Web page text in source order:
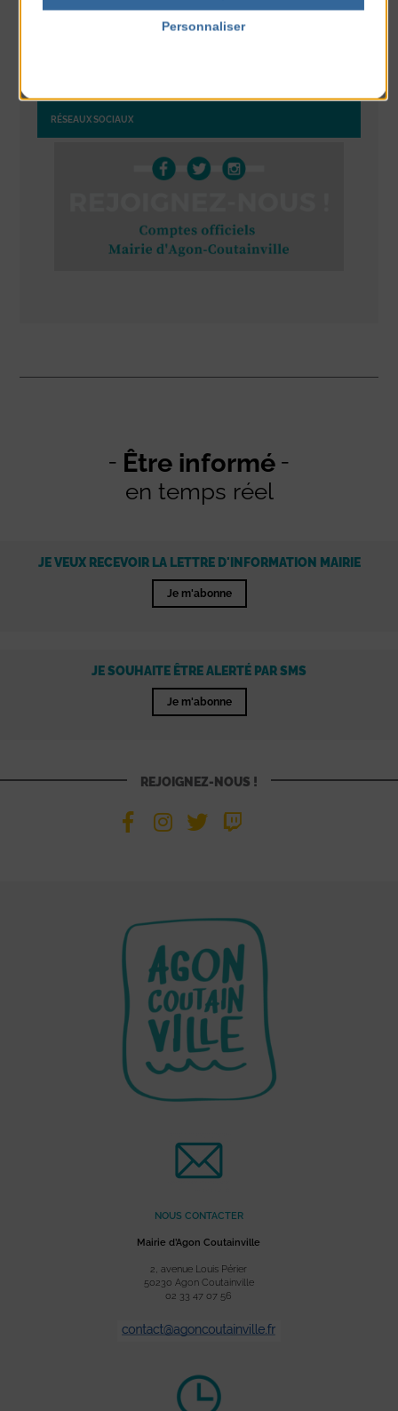
du 11 Août au 11 Août
RÉSEAUX SOCIAUX
Être informé
en temps réel
JE VEUX RECEVOIR LA LETTRE D'INFORMATION MAIRIE
Je m'abonne
JE SOUHAITE ÊTRE ALERTÉ PAR SMS
Je m'abonne
REJOIGNEZ-NOUS !
NOUS CONTACTER
Mairie d’Agon Coutainville
2, avenue Louis Périer
50230 Agon Coutainville
02 33 47 07 56
Personnaliser